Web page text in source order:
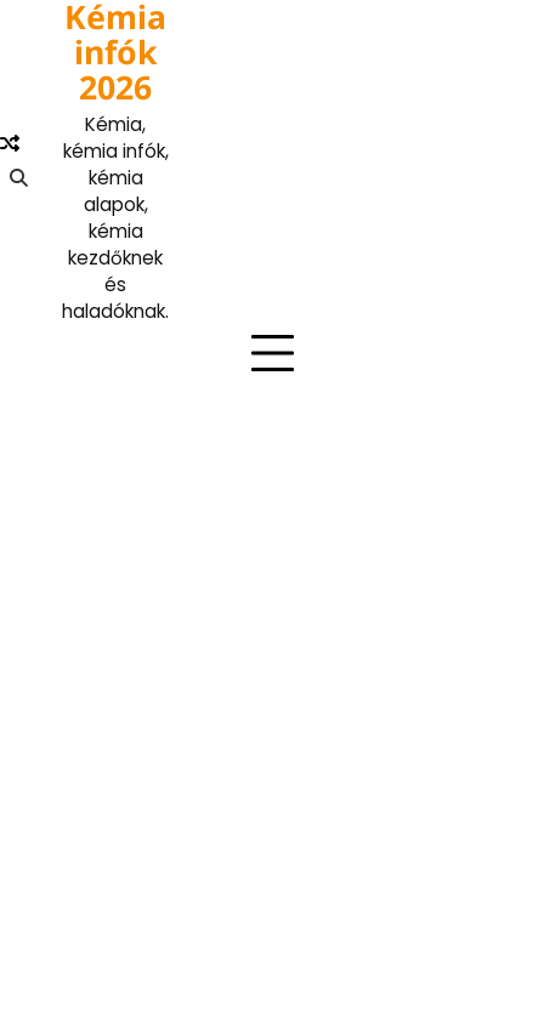
Kémia
infók
2026
Kémia,
kémia infók,
kémia
alapok,
kémia
kezdőknek
és
haladóknak.